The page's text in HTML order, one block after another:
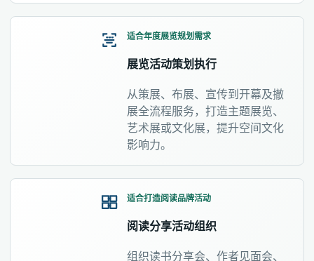
适合年度展览规划需求
展览活动策划执行
从策展、布展、宣传到开幕及撤
展全流程服务，打造主题展览、
艺术展或文化展，提升空间文化
影响力。
适合打造阅读品牌活动
阅读分享活动组织
组织读书分享会、作者见面会、